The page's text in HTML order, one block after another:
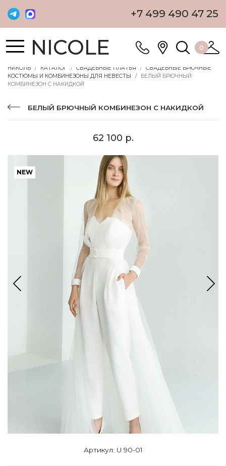
+7 499 490 47 25
NICOLE 0
НИКОЛЬ КАТАЛОГ СВАДЕБНЫЕ ПЛАТЬЯ
СВАДЕБНЫЕ БРЮЧНЫЕ
КОСТЮМЫ И КОМБИНЕЗОНЫ ДЛЯ НЕВЕСТЫ
БЕЛЫЙ БРЮЧНЫЙ
КОМБИНЕЗОН С НАКИДКОЙ
БЕЛЫЙ БРЮЧНЫЙ КОМБИНЕЗОН С НАКИДКОЙ
62 100 р.
NEW
Артикул: U 90-01